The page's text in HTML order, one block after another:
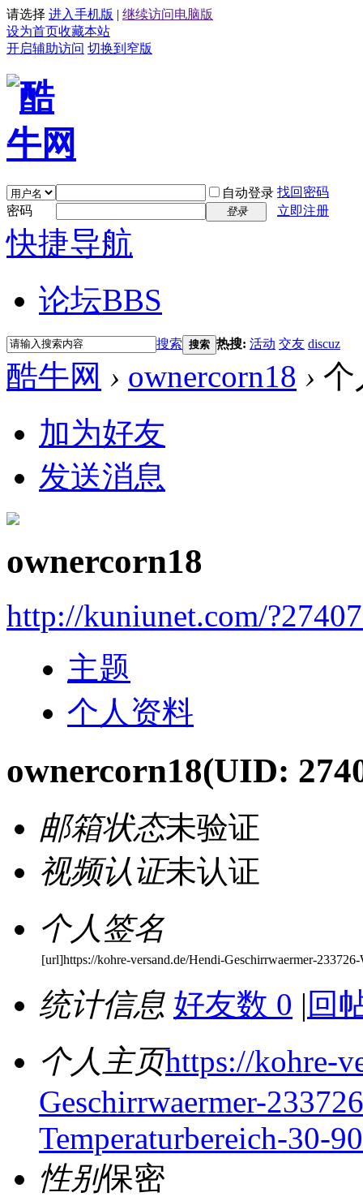
请选择 进入手机版 | 继续访问电脑版
设为首页收藏本站
开启辅助访问 切换到窄版
自动登录 找回密码
密码
登录 立即注册
快捷导航
论坛BBS
搜索 搜索 热搜: 活动 交友 discuz
酷牛网 › ownercorn18 › 个
加为好友
发送消息
ownercorn18
http://kuniunet.com/
主题
个人资料
ownercorn18(UID:
邮箱状态未验证
视频认证未认证
个人签名
[url]https://kohre-versand.de/Hendi-Geschirrwaermer-
统计信息 好友数 0 | 回
个人主页https://kohre-
Geschirrwaermer-
Temperaturbereich-30-
性别保密